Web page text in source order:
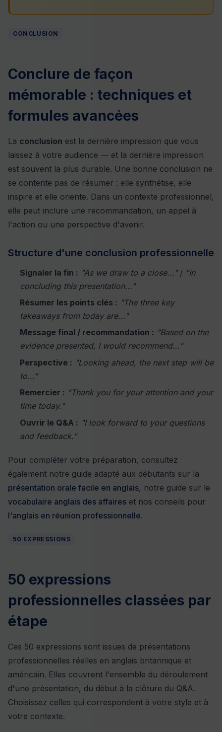
CONCLUSION
Conclure de façon
mémorable : techniques et
formules avancées
La conclusion est la dernière impression que vous
laissez à votre audience — et la dernière impression
est souvent la plus durable. Une bonne conclusion ne
se contente pas de résumer : elle synthétise, elle
inspire et elle oriente. Dans un contexte professionnel,
elle peut inclure une recommandation, un appel à
l'action ou une perspective d'avenir.
Structure d'une conclusion professionnelle
Signaler la fin : "As we draw to a close..."/ "In
concluding this presentation..."
Résumer les points clés : "The three key
takeaways from today are..."
Message final / recommandation : "Based on the
evidence presented, I would recommend..."
Perspective : "Looking ahead, the next step will be
to..."
Remercier : "Thank you for your attention and your
time today."
Ouvrir le Q&A : "I look forward to your questions
and feedback."
Pour compléter votre préparation, consultez
également notre guide adapté aux débutants sur la
présentation orale facile en anglais, notre guide sur le
vocabulaire anglais des affaires et nos conseils pour
l'anglais en réunion professionnelle.
50 EXPRESSIONS
50 expressions
professionnelles classées par
étape
Ces 50 expressions sont issues de présentations
professionnelles réelles en anglais britannique et
américain. Elles couvrent l'ensemble du déroulement
d'une présentation, du début à la clôture du Q&A.
Choisissez celles qui correspondent à votre style et à
votre contexte.